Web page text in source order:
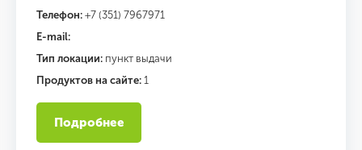
Телефон: +7 (351) 7967971
E-mail:
Тип локации: пункт выдачи
Продуктов на сайте: 1
Подробнее